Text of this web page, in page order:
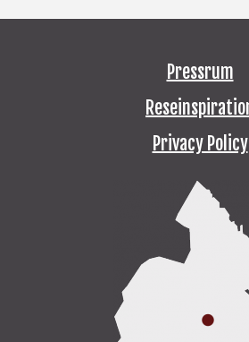
Pressrum
Privacy Policy